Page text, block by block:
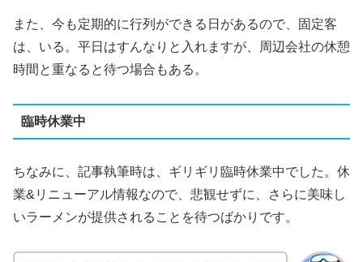
また、今も定期的に行列ができる日があるので、固定客
は、いる。平日はすんなりと入れますが、周辺会社の休憩
時間と重なると待つ場合もある。
臨時休業中
ちなみに、記事執筆時は、ギリギリ臨時休業中でした。休
業&リニューアル情報なので、悲観せずに、さらに美味し
いラーメンが提供されることを待つばかりです。